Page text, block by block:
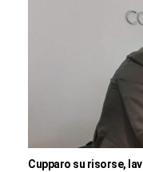
Cupparo su risorse,